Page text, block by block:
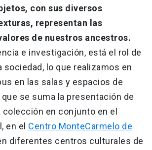
con sus diversos
representan las
de nuestros ancestros.
e investigación, está el rol de
sociedad, lo que realizamos en
en las salas y espacios de
se suma la presentación de
en conjunto en el
en el Centro MonteCarmelo de
diferentes centros culturales de